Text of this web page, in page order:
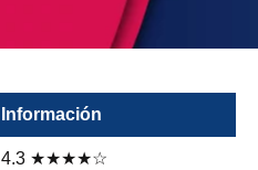
Información
4.3 ★★★★☆